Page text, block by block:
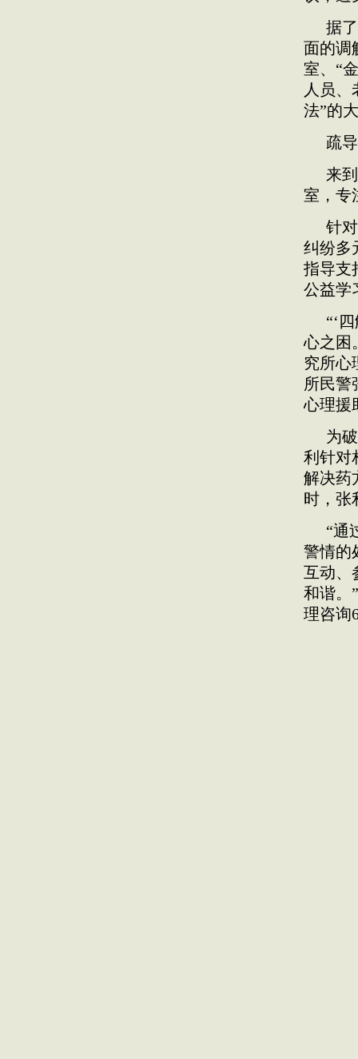
据
面的调
室、“
人员、
法”的
疏
来
室，专
针
纠纷多
指导支
公益学
“‘
心之困
究所心
所民警
心理援
为
利针对
解决药
时，张
“通
警情的
互动
和谐。
理咨询